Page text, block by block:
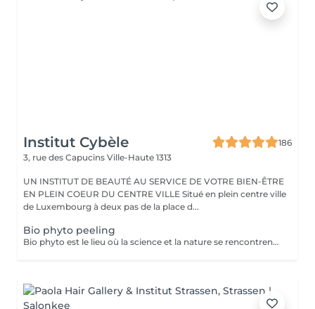
Institut Cybèle
186
3, rue des Capucins Ville-Haute 1313
UN INSTITUT DE BEAUTÉ AU SERVICE DE VOTRE BIEN-ÊTRE
EN PLEIN COEUR DU CENTRE VILLE Situé en plein centre ville
de Luxembourg à deux pas de la place d...
Bio phyto peeling
Bio phyto est le lieu où la science et la nature se rencontrent pour créer des produits aux qualités uniques et aux résultats exceptionnels. Le Peeling profond est un complexe botanique et acide salicylique hautement purifiant, oxygénant, coup d'éclat immédiat. Pour tous types de peau, efficace sur les pores dilatés, impuretés et imperfections, tâches pigmentaires, hyper kératinisation, excès de sébum et aux peaux affectées par le tabac. Immédiatement après le soin, la peau parait radieuse, dynamique et revitalisée. Les systèmes de défense naturels de la peau sont restaurés et renforcés contre d'autres dommages car ce soin agit fortement sur le renouvellement cellulaire.